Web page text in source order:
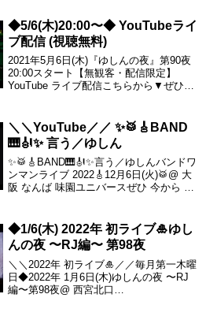
SPECIALat 西宮北...
◆5/6(木)20:00〜◆ YouTubeライ
ブ配信 (視聴無料)
2021年5月6日(木)『ゆしんの夜』第90夜
20:00スタート【無観客・配信限定】
YouTube ライブ配信こちらから▼ぜひ、
します♪視聴は無料。(スパチャさせ...
＼＼YouTube／／ ✨🥁🎸BAND
🎹🎻✨ 言う／ゆしん
✨🥁🎸BAND🎹🎻✨言う／ゆしんバンドワ
ンマンライブ 2022🎸12月6日(火)🥁@ 大
阪 なんば 味園ユニバースぜひ 今から ご
✨ 🙂弾き語りライブ ◆9/1(木) 毎...
◆1/6(木) 2022年 初ライブ🎍ゆし
んの夜 〜RJ編〜 第98夜
＼＼2022年 初ライブ🎍／／毎月第一木曜
日◆2022年 1月6日(木)ゆしんの夜 〜RJ
編〜第98夜@ 西宮北口